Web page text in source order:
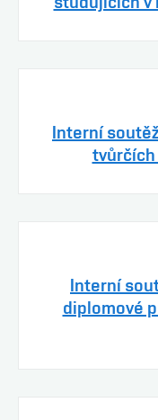
Interní
Interní
diplomové